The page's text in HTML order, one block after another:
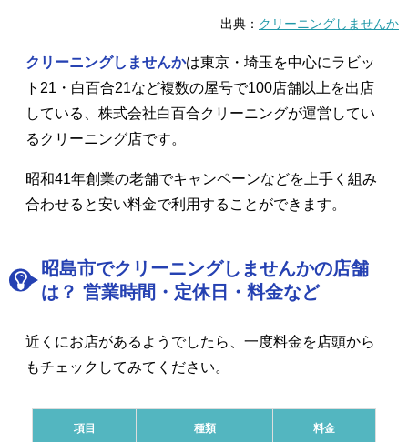
出典： クリーニングしませんか
クリーニングしませんかは東京・埼玉を中心にラビッ
ト21・白百合21など複数の屋号で100店舗以上を出店
している、株式会社白百合クリーニングが運営してい
るクリーニング店です。
昭和41年創業の老舗でキャンペーンなどを上手く組み
合わせると安い料金で利用することができます。
昭島市でクリーニングしませんかの店舗
は？ 営業時間・定休日・料金など
近くにお店があるようでしたら、一度料金を店頭から
もチェックしてみてください。
項目 種類 料金